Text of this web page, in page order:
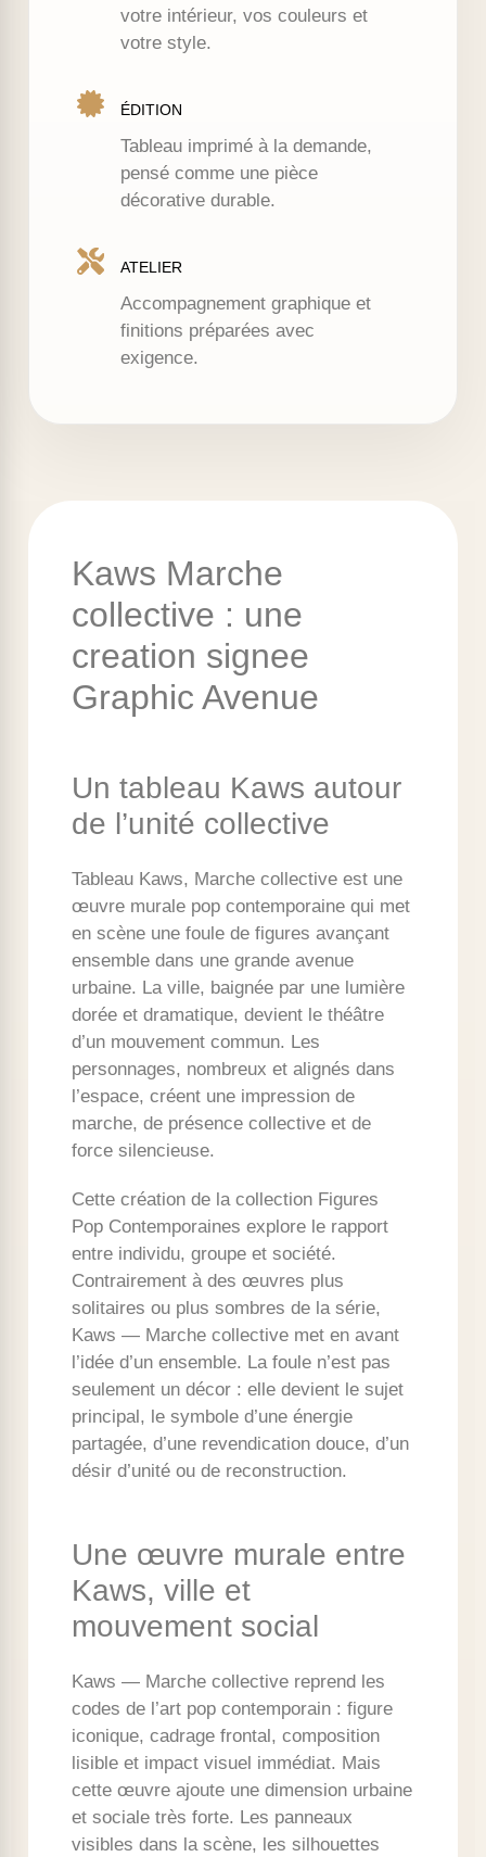
votre intérieur, vos couleurs et
votre style.
ÉDITION
Tableau imprimé à la demande,
pensé comme une pièce
décorative durable.
ATELIER
Accompagnement graphique et
finitions préparées avec
exigence.
Kaws Marche
collective : une
creation signee
Graphic Avenue
Un tableau Kaws autour
de l’unité collective
Tableau Kaws, Marche collective est une
œuvre murale pop contemporaine qui met
en scène une foule de figures avançant
ensemble dans une grande avenue
urbaine. La ville, baignée par une lumière
dorée et dramatique, devient le théâtre
d’un mouvement commun. Les
personnages, nombreux et alignés dans
l’espace, créent une impression de
marche, de présence collective et de
force silencieuse.
Cette création de la collection Figures
Pop Contemporaines explore le rapport
entre individu, groupe et société.
Contrairement à des œuvres plus
solitaires ou plus sombres de la série,
Kaws — Marche collective met en avant
l’idée d’un ensemble. La foule n’est pas
seulement un décor : elle devient le sujet
principal, le symbole d’une énergie
partagée, d’une revendication douce, d’un
désir d’unité ou de reconstruction.
Une œuvre murale entre
Kaws, ville et
mouvement social
Kaws — Marche collective reprend les
codes de l’art pop contemporain : figure
iconique, cadrage frontal, composition
lisible et impact visuel immédiat. Mais
cette œuvre ajoute une dimension urbaine
et sociale très forte. Les panneaux
visibles dans la scène, les silhouettes